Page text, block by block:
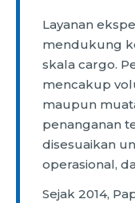
Layanan
mendukung
skala cargo.
mencakup
maupun
penanganan
disesuaikan
operasional,
Sejak 2014,